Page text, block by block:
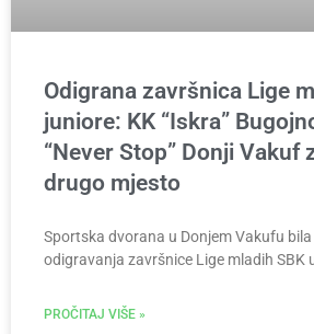
Odigrana završnica Lige
juniore: KK “Iskra”
“Never Stop” Donji Vakuf
drugo mjesto
Sportska dvorana u Donjem Vakufu
odigravanja završnice Lige mladih SBK
PROČITAJ VIŠE »